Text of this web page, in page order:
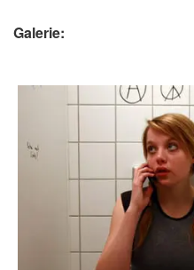
Galerie: